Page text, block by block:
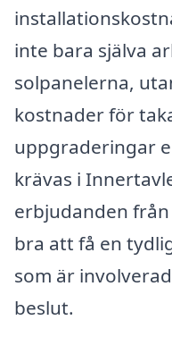
inte bara själva
solpanelerna,
kostnader för
uppgraderingar
krävas i
erbjudanden
bra att få en
som är
beslut.